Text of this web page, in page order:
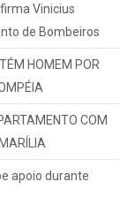
Vinicius
de Bombeiros
HOMEM POR
COM
apoio durante